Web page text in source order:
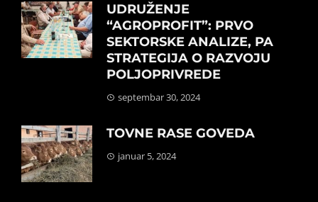
UDRUŽENJE
“AGROPROFIT”: PRVO
SEKTORSKE ANALIZE, PA
STRATEGIJA O RAZVOJU
POLJOPRIVREDE
septembar 30, 2024
TOVNE RASE GOVEDA
januar 5, 2024